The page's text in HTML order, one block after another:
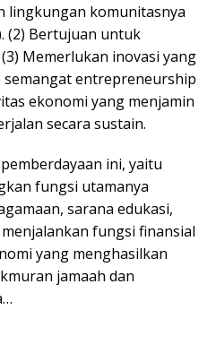
lingkungan komunitasnya
(2) Bertujuan untuk
Memerlukan inovasi yang
entrepreneurship
ekonomi yang menjamin
secara sustain.
ini, yaitu
fungsi utamanya
sarana edukasi,
fungsi finansial
yang menghasilkan
jamaah dan